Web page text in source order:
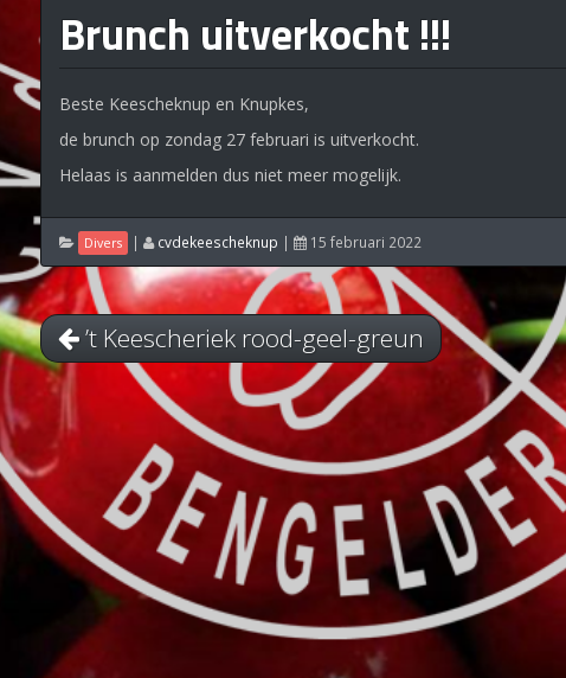
Brunch uitverkocht !!!
Beste Keescheknup en Knupkes,
de brunch op zondag 27 februari is uitverkocht.
Helaas is aanmelden dus niet meer mogelijk.
Divers | cvdekeescheknup | 15 februari 2022
’t Keescheriek rood-geel-greun